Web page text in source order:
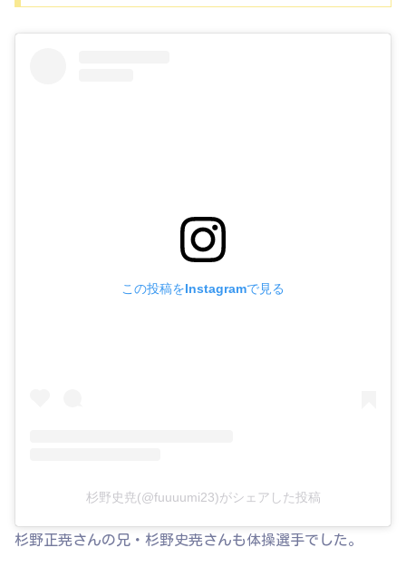
この投稿をInstagramで見る
杉野史尭(@fuuuumi23)がシェアした投稿
杉野正尭さんの兄・杉野史尭さんも体操選手でした。